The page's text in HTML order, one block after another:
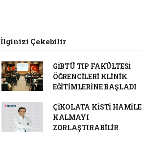
İlginizi Çekebilir
GİBTÜ TIP FAKÜLTESİ
ÖĞRENCİLERİ KLİNİK
EĞİTİMLERİNE BAŞLADI
ÇİKOLATA KİSTİ HAMİLE
KALMAYI
ZORLAŞTIRABİLİR